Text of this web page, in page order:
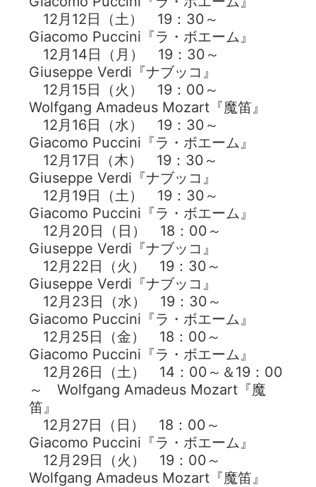
12月12日（土） 19：30～
Giacomo Puccini『ラ・ボエーム』
12月14日（月） 19：30～
Giuseppe Verdi『ナブッコ』
12月15日（火） 19：00～
Wolfgang Amadeus Mozart『魔笛』
12月16日（水） 19：30～
Giacomo Puccini『ラ・ボエーム』
12月17日（木） 19：30～
Giuseppe Verdi『ナブッコ』
12月19日（土） 19：30～
Giacomo Puccini『ラ・ボエーム』
12月20日（日） 18：00～
Giuseppe Verdi『ナブッコ』
12月22日（火） 19：30～
Giuseppe Verdi『ナブッコ』
12月23日（水） 19：30～
Giacomo Puccini『ラ・ボエーム』
12月25日（金） 18：00～
Giacomo Puccini『ラ・ボエーム』
12月26日（土） 14：00～＆19：00
～ Wolfgang Amadeus Mozart『魔
笛』
12月27日（日） 18：00～
Giacomo Puccini『ラ・ボエーム』
12月29日（火） 19：00～
Wolfgang Amadeus Mozart『魔笛』